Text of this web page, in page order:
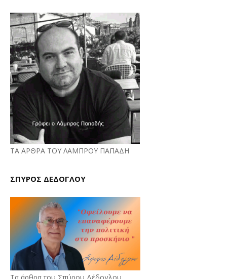
ΤΑ ΑΡΘΡΑ ΤΟΥ ΛΑΜΠΡΟΥ ΠΑΠΑΔΗ
ΣΠΥΡΟΣ ΔΕΔΟΓΛΟΥ
Τα άρθρα του Σπύρου Δέδογλου